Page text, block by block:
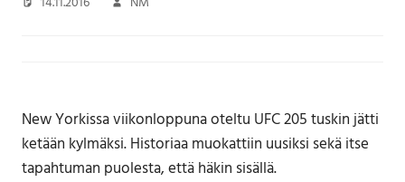
New Yorkissa viikonloppuna oteltu UFC 205 tuskin jätti
ketään kylmäksi. Historiaa muokattiin uusiksi sekä itse
tapahtuman puolesta, että häkin sisällä.